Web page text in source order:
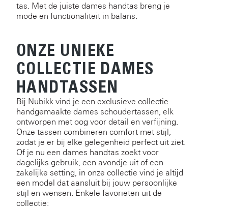
tas. Met de juiste dames handtas breng je
mode en functionaliteit in balans.
ONZE UNIEKE
COLLECTIE DAMES
HANDTASSEN
Bij Nubikk vind je een exclusieve collectie
handgemaakte dames schoudertassen, elk
ontworpen met oog voor detail en verfijning.
Onze tassen combineren comfort met stijl,
zodat je er bij elke gelegenheid perfect uit ziet.
Of je nu een dames handtas zoekt voor
dagelijks gebruik, een avondje uit of een
zakelijke setting, in onze collectie vind je altijd
een model dat aansluit bij jouw persoonlijke
stijl en wensen. Enkele favorieten uit de
collectie: